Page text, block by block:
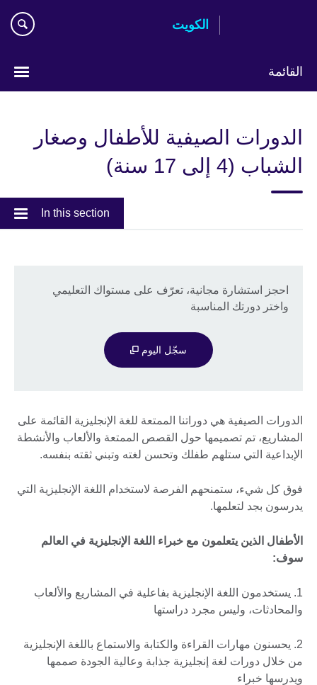
الكويت
القائمة
الدورات الصيفية للأطفال وصغار
الشباب (4 إلى 17 سنة)
In this section
احجز استشارة مجانية، تعرّف على مستواك التعليمي
واختر دورتك المناسبة
سجّل اليوم
الدورات الصيفية هي دوراتنا الممتعة للغة الإنجليزية القائمة على
المشاريع، تم تصميمها حول القصص الممتعة والألعاب والأنشطة
الإبداعية التي ستلهم طفلك وتحسن لغته وتبني ثقته بنفسه.
فوق كل شيء، ستمنحهم الفرصة لاستخدام اللغة الإنجليزية التي
يدرسون بجد لتعلمها.
الأطفال الذين يتعلمون مع خبراء اللغة الإنجليزية في العالم
سوف:
1. يستخدمون اللغة الإنجليزية بفاعلية في المشاريع والألعاب
والمحادثات، وليس مجرد دراستها
2. يحسنون مهارات القراءة والكتابة والاستماع باللغة الإنجليزية
من خلال دورات لغة إنجليزية جذابة وعالية الجودة صممها
ويدرسها خبراء